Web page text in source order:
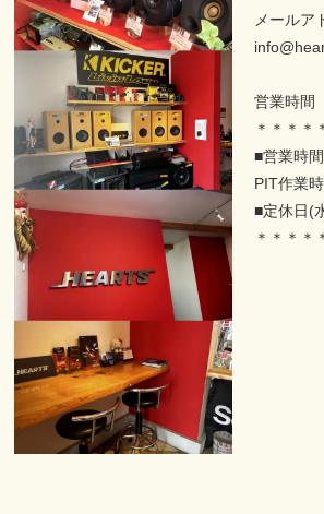
メールア
営業時間
＊＊＊＊
■営業時
PIT作業
■定休日(
＊＊＊＊